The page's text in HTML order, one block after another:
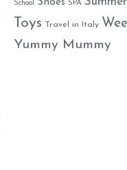
School SPA
Toys Travel in Italy
Yummy Mummy